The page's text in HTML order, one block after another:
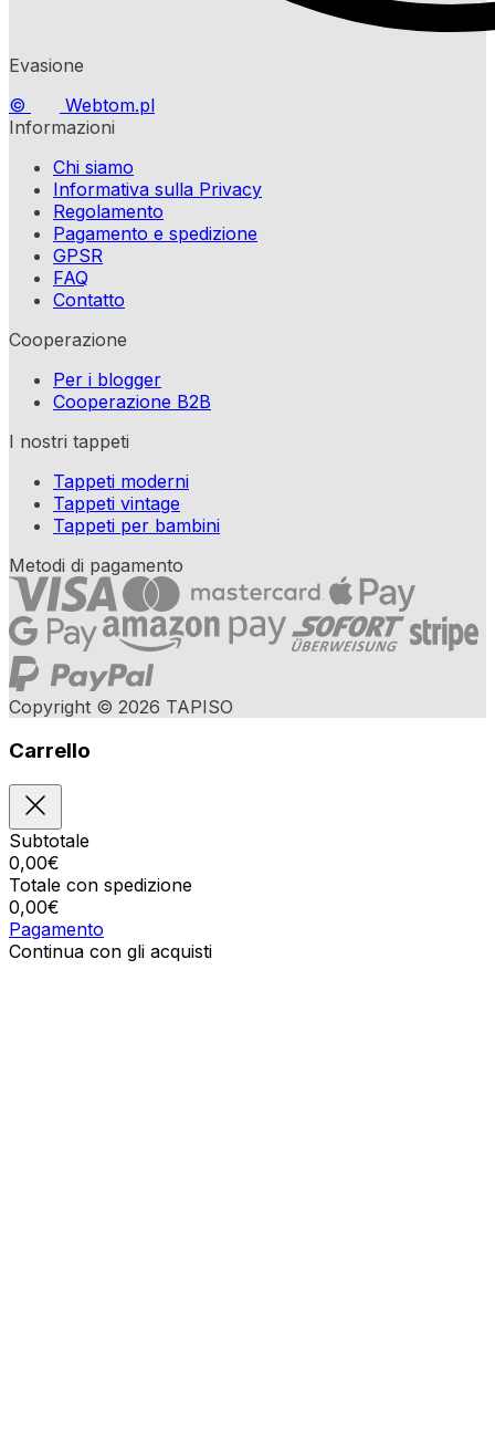
Evasione
©
Webtom.pl
Informazioni
Chi siamo
Informativa sulla Privacy
Regolamento
Pagamento e spedizione
GPSR
FAQ
Contatto
Cooperazione
Per i blogger
Cooperazione B2B
I nostri tappeti
Tappeti moderni
Tappeti vintage
Tappeti per bambini
Metodi di pagamento
Copyright © 2026 TAPISO
Carrello
Subtotale
0,00€
Totale con spedizione
0,00€
Pagamento
Continua con gli acquisti